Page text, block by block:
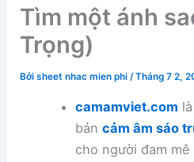
Tìm một ánh
Trọng)
Bởisheet nhac mien phi/Tháng 7 2,
camamviet.com
bản cảm âm sáo
cho người đam